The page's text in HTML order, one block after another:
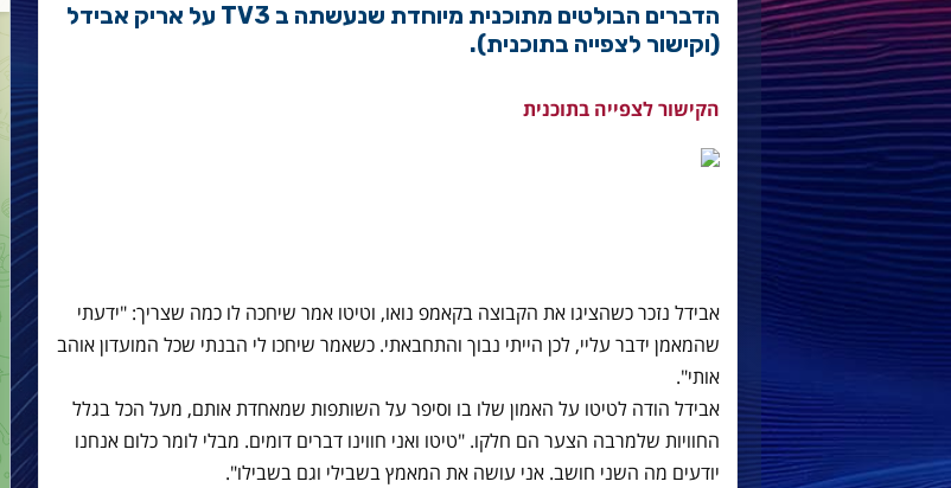
הדברים הבולטים מתוכנית מיוחדת שנעשתה ב TV3 על אריק אבידל
(וקישור לצפייה בתוכנית).
הקישור לצפייה בתוכנית
אבידל נזכר כשהציגו את הקבוצה בקאמפ נואו, וטיטו אמר שיחכה לו כמה שצריך: "ידעתי
שהמאמן ידבר עליי, לכן הייתי נבוך והתחבאתי. כשאמר שיחכו לי הבנתי שכל המועדון אוהב
אותי".
אבידל הודה לטיטו על האמון שלו בו וסיפר על השותפות שמאחדת אותם, מעל הכל בגלל
החוויות שלמרבה הצער הם חלקו. "טיטו ואני חווינו דברים דומים. מבלי לומר כלום אנחנו
יודעים מה השני חושב. אני עושה את המאמץ בשבילי וגם בשבילו".